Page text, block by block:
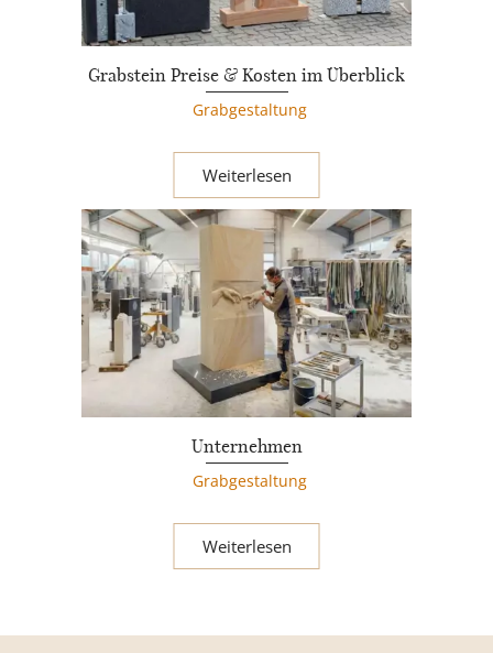
Grabstein Preise & Kosten im Überblick
Grabgestaltung
Weiterlesen
Unternehmen
Grabgestaltung
Weiterlesen